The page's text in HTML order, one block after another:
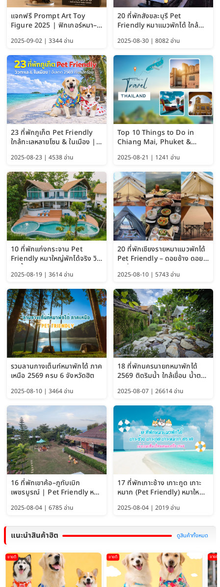
แจกฟรี Prompt Art Toy
Figure 2025 | ฟิกเกอร์หมา–
ChatGPT และ Gemini
2025-09-02 | 3344 อ่าน
20 ที่พักสังขละบุรี Pet
Friendly หมาแมวพักได้ ใกล้
2025-08-30 | 8082 อ่าน
23 ที่พักภูเก็ต Pet Friendly
ใกล้ทะเลหลายโซน & ในเมือง |
อัปเดต 2569 เริ่มหลักร้อย
2025-08-23 | 4538 อ่าน
Top 10 Things to Do in
Chiang Mai, Phuket &
Pattaya (Thailand Travel
Guide 2025)
2025-08-21 | 1241 อ่าน
10 ที่พักแก่งกระจาน Pet
Friendly หมาใหญ่พักได้จริง วิว
2025-08-19 | 3614 อ่าน
20 ที่พักเชียงรายหมาแมวพักได้
Pet Friendly – ดอยช้าง ดอย
2025-08-10 | 5743 อ่าน
รวมลานกางเต็นท์หมาพักได้ ภาค
เหนือ 2569 ครบ 6 จังหวัดฮิต
2025-08-10 | 3464 อ่าน
18 ที่พักนครนายกหมาพักได้
2569 ติดริมน้ำ ใกล้เขื่อน น้ำตก
ได้
2025-08-07 | 26614 อ่าน
16 ที่พักเขาค้อ–ภูทับเบิก
เพชรบูรณ์ | Pet Friendly หมา
2025-08-04 | 6785 อ่าน
17 ที่พักเกาะช้าง เกาะกูด เกาะ
หมาก (Pet Friendly) หมาใหญ่
2025-08-04 | 2019 อ่าน
แนะนำสินค้าฮิต ดูสินค้าทั้งหมด
ขายดี ขายดี ขายดี